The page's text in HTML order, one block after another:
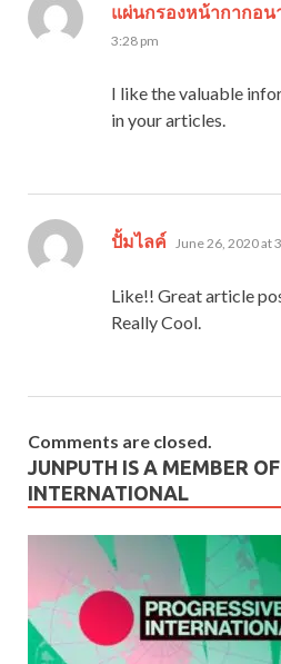
แผ่นกรองหน้ากากอน
3:28 pm
I like the valuable
in your articles.
ปั้มไลค์ says:
June 26, 2020 at
Like!! Great article
Really Cool.
Comments are closed.
JUNPUTH IS A MEMBER
INTERNATIONAL